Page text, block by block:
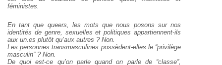
féministes.
En tant que queers, les mots que nous posons sur nos
identités de genre, sexuelles et politiques appartiennent-ils
aux un.es plutôt qu’aux autres ? Non.
Les personnes transmasculines possèdent-elles le “privilège
masculin” ? Non.
De quoi est-ce qu’on parle quand on parle de “classe”,